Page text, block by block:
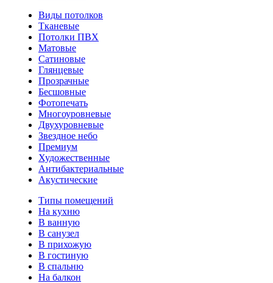
Виды потолков
Тканевые
Потолки ПВХ
Матовые
Сатиновые
Глянцевые
Прозрачные
Бесшовные
Фотопечать
Многоуровневые
Двухуровневые
Звездное небо
Премиум
Художественные
Антибактериальные
Акустические
Типы помещений
На кухню
В ванную
В санузел
В прихожую
В гостиную
В спальню
На балкон